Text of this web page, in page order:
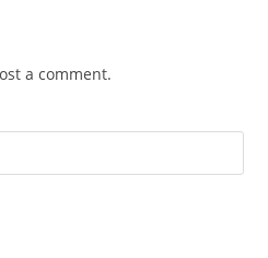
a comment.